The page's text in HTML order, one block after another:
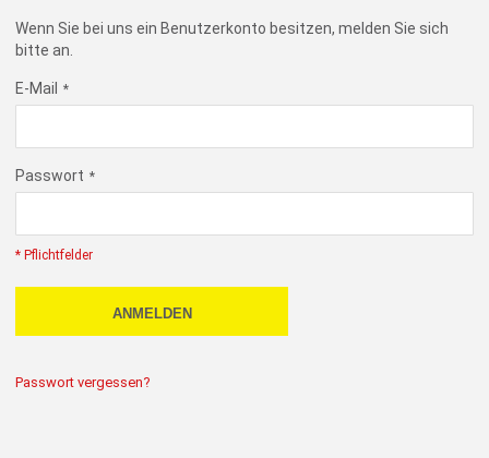
Wenn Sie bei uns ein Benutzerkonto besitzen, melden Sie sich
bitte an.
E-Mail
Passwort
* Pflichtfelder
ANMELDEN
Passwort vergessen?